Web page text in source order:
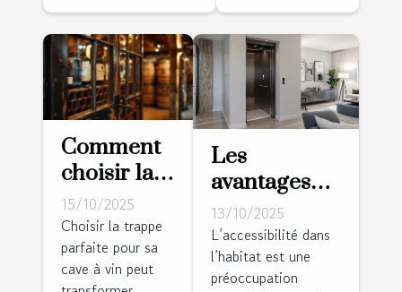
Comment
choisir la
trappe
idéale
pour votre
cave à vin ?
15/10/2025
Choisir la trappe
parfaite pour sa
cave à vin peut
Les
avantages
des
installations
élévatrices
pour
13/10/2025
L’accessibilité dans
l’habitat est une
préoccupation